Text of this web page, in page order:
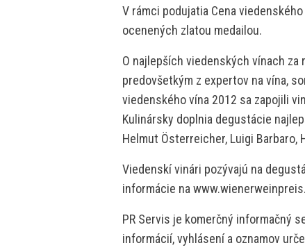
V rámci podujatia Cena
ocenených zlatou medailou.
O najlepších viedenských vínach
predovšetkým z expertov na vína,
viedenského vína 2012 sa zapojili
Kulinársky doplnia degustácie
Helmut Österreicher, Luigi Barbaro,
Viedenskí vinári pozývajú na
informácie na
PR Servis je komerčný informačný
informácií, vyhlásení a oznamov